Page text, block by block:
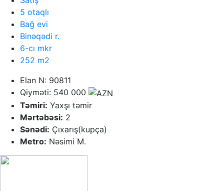
5 otaqlı
Bağ evi
Binəqədi r.
6-cı mkr
252 m2
Elan N: 90811
Qiyməti: 540 000
Təmiri: Yaxşı təmir
Mərtəbəsi: 2
Sənədi: Çıxarış(kupça)
Metro: Nəsimi M.